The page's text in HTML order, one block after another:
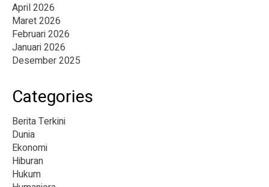
April 2026
Maret 2026
Februari 2026
Januari 2026
Desember 2025
Categories
Berita Terkini
Dunia
Ekonomi
Hiburan
Hukum